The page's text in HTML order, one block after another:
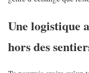
Une logistique
hors des